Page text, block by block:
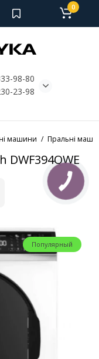
98-80
23-98
0
машини Пральні
Популярный